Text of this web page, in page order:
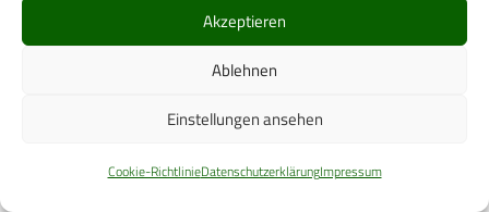
Akzeptieren
Ablehnen
Einstellungen ansehen
Cookie-RichtlinieDatenschutzerklärungImpressum
AbbVie Deutschland GmbH &